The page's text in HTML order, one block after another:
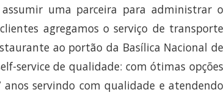
uma parceira para administrar o
agregamos o serviço de transporte
ao portão da Basílica Nacional de
service de qualidade: com ótimas opções
servindo com qualidade e atendendo